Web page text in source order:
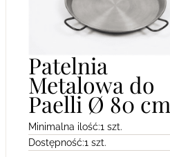
Patelnia
Metalowa do
Paelli Ø 80 cm
Minimalna ilość:1 szt.
Dostępność:1 szt.